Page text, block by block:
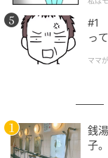
#1
っ
ママ
銭
子